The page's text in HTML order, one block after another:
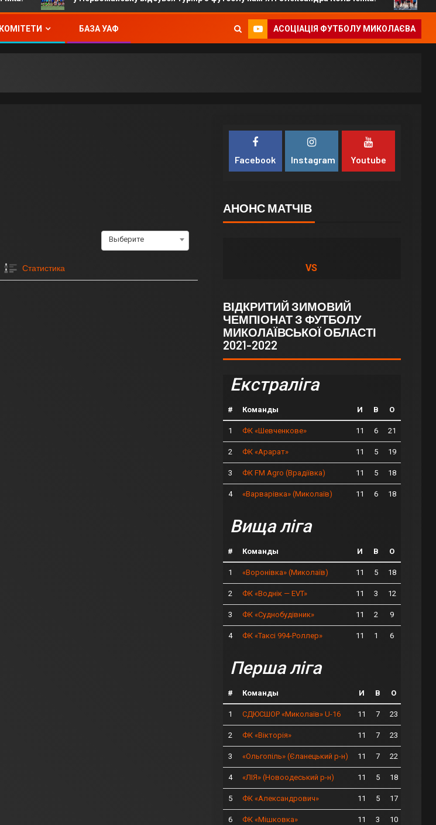
КОМІТЕТИ БАЗА УАФ АСОЦІАЦІЯ ФУТБОЛУ МИКОЛАЄВА
Выберите
Статистика
Facebook Instagram Youtube
АНОНС МАТЧІВ
VS
ВІДКРИТИЙ ЗИМОВИЙ
ЧЕМПІОНАТ З ФУТБОЛУ
МИКОЛАЇВСЬКОЇ ОБЛАСТІ
2021-2022
Екстраліга
# Команды И В О
1 ФК «Шевченкове» 11 6 21
2 ФК «Арарат» 11 5 19
3 ФК FM Agro (Врадіївка) 11 5 18
4 «Варварівка» (Миколаїв) 11 6 18
Вища ліга
# Команды И В О
1 «Воронівка» (Миколаїв) 11 5 18
2 ФК «Воднік — EVT» 11 3 12
3 ФК «Суднобудівник» 11 2 9
4 ФК «Таксі 994-Роллер» 11 1 6
Перша ліга
# Команды И В О
1 СДЮСШОР «Миколаїв» U-16 11 7 23
2 ФК «Вікторія» 11 7 23
3 «Ольгопіль» (Єланецький р-н) 11 7 22
4 «ЛІЯ» (Новоодеський р-н) 11 5 18
5 ФК «Александрович» 11 5 17
6 ФК «Мішковка» 11 3 10